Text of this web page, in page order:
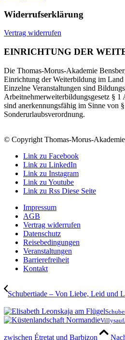
Widerrufserklärung
Vertrag widerrufen
EINRICHTUNG DER
Die Thomas-Morus-Akademie
Einrichtung der Weiterbildung im
Einzelne Veranstaltungen sind
Arbeitnehmerweiterbildungsgesetz § 1
sind anerkennungsfähig im Sinne von
Sonderurlaubsverordnung.
© Copyright Thomas-Morus-
Link zu Facebook
Link zu LinkedIn
Link zu Instagram
Link zu Youtube
Link zu Rss Diese Seite
Impressum
AGB
Vertrag widerrufen
Datenschutz
Reisebedingungen
Veranstaltungen
Barrierefreiheit
Kontakt
Schubertiade – Von Liebe, Leid und
zwischen Étretat und Barbizon